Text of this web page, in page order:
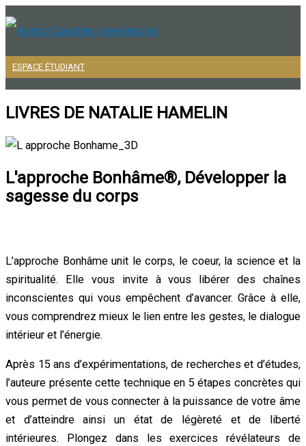
Aller
Menu
principal
ESPACE ÉTUDIANT
LIVRES DE NATALIE HAMELIN
L'approche Bonhâme®, Développer la
sagesse du corps
L’approche Bonhâme unit le corps, le coeur, la science et la
spiritualité. Elle vous invite à vous libérer des chaînes
inconscientes qui vous empêchent d’avancer. Grâce à elle,
vous comprendrez mieux le lien entre les gestes, le dialogue
intérieur et l’énergie.
Après 15 ans d’expérimentations, de recherches et d’études,
l’auteure présente cette technique en 5 étapes concrètes qui
vous permet de vous connecter à la puissance de votre âme
et d’atteindre ainsi un état de légèreté et de liberté
intérieures. Plongez dans les exercices révélateurs de